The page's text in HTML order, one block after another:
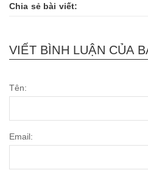
Chia sẻ bài viết:
VIẾT BÌNH LUẬN CỦA
Tên:
Email: